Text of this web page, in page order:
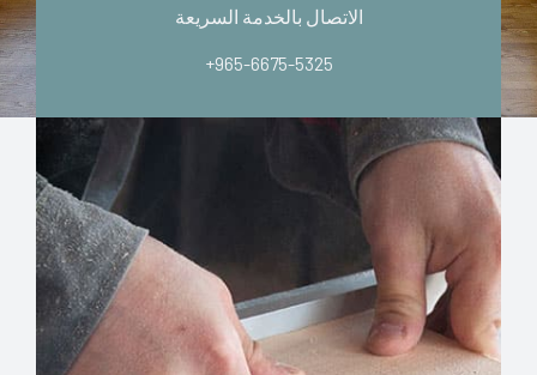
الاتصال بالخدمة السريعة
+965-6675-5325